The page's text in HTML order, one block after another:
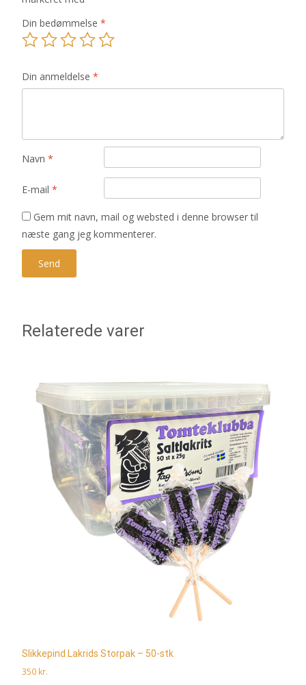
Din bedømmelse *
Din anmeldelse *
Navn *
E-mail *
Gem mit navn, mail og websted i denne browser til
næste gang jeg kommenterer.
Relaterede varer
Slikkepind Lakrids Storpak – 50-stk
350 kr.